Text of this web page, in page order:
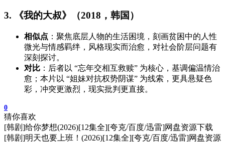
3. 《我的大叔》（2018，韩国）
相似点 ：聚焦底层人物的生活困境，刻画贫困中的人性
微光与情感羁绊，风格现实而治愈，对社会阶层问题有
深刻探讨。
对比 ：后者以 “忘年交相互救赎” 为核心，基调偏温情治
愈；本片以 “姐妹对抗权势阴谋” 为线索，更具悬疑色
彩，冲突更激烈，现实批判更直接。
0
猜你喜欢
[韩剧]给你梦想(2026)[12集全][夸克/百度/迅雷]网盘资源下载
[韩剧]明天也要上班！(2026)[12集全][夸克/百度/迅雷]网盘资源